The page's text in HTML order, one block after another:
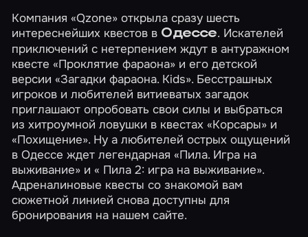
Компания «Qzone» открыла сразу шесть
интереснейших квестов в Одессе. Искателей
приключений с нетерпением ждут в антуражном
квесте«Проклятие фараона» и его детской
версии«Загадки фараона. Kids». Бесстрашных
игроков и любителей витиеватых загадок
приглашают опробовать свои силы и выбраться
из хитроумной ловушки в квестах«Корсары» и
«Похищение». Ну а любителей острых ощущений
в Одессе ждет легендарная«Пила. Игра на
выживание» и« Пила 2: игра на выживание».
Адреналиновые квесты со знакомой вам
сюжетной линией снова доступны для
бронирования на нашем сайте.